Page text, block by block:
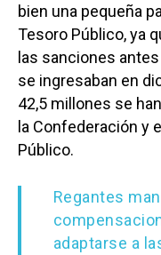
bien una pequeña
Tesoro Público, ya
las sanciones
se ingresaban en
42,5 millones se
la Confederación y
Público.
Regantes
adaptarse a